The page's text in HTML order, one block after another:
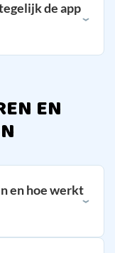
de app
EN
en hoe werkt